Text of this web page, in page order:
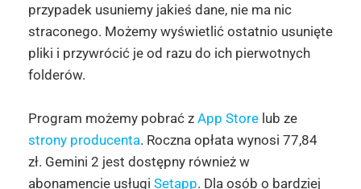
przypadek usuniemy jakieś dane, nie ma nic
straconego. Możemy wyświetlić ostatnio usunięte
pliki i przywrócić je od razu do ich pierwotnych
folderów.
Program możemy pobrać z App Storelub ze
strony producenta. Roczna opłata wynosi 77,84
zł. Gemini 2 jest dostępny również w
abonamencie usługi Setapp. Dla osób o bardziej